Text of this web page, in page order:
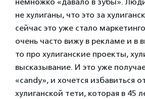
не хулиганы, что это за
сейчас это уже стало
очень часто вижу в рекламе и в
то про хулиганские проекты,
высказывание. И это уже
«candy», и хочется избавиться
хулиганской тети, которая в 45